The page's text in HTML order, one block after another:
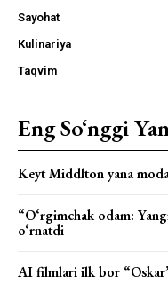
Sayohat
Kulinariya
Taqvim
Eng So‘nggi
Keyt Middlton yana
“O‘rgimchak odam:
o‘rnatdi
AI filmlari ilk bor